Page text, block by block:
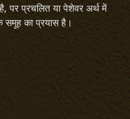
पर प्रचलित या पेशेवर अर्थ में
समूह का प्रयास है।